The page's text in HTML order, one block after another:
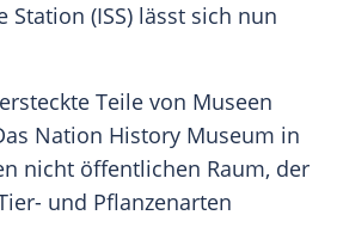
Station (ISS) lässt sich nun
Teile von Museen
Nation History Museum in
nicht öffentlichen Raum, der
und Pflanzenarten